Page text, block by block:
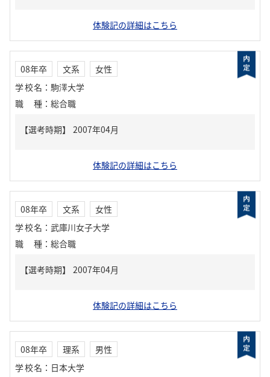
体験記の詳細はこちら
08年卒 文系
女性
学校名 ： 駒澤大学
職種 ： 総合職
体験記の詳細はこちら
08年卒 文系
女性
学校名 ： 武庫川女子大学
職種 ： 総合職
体験記の詳細はこちら
08年卒 理系
男性
学校名 ： 日本大学